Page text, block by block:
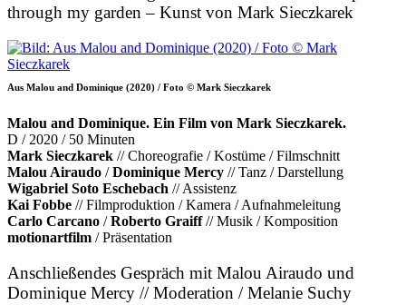
through my garden – Kunst von Mark Sieczkarek
Aus Malou and Dominique (2020) / Foto © Mark Sieczkarek
Malou and Dominique. Ein Film von Mark Sieczkarek.
D / 2020 / 50 Minuten
Mark Sieczkarek // Choreografie / Kostüme / Filmschnitt
Malou Airaudo /Dominique Mercy // Tanz / Darstellung
Wigabriel Soto Eschebach // Assistenz
Kai Fobbe // Filmproduktion / Kamera / Aufnahmeleitung
Carlo Carcano /Roberto Graiff// Musik / Komposition
motionartfilm / Präsentation
Anschließendes Gespräch mit Malou Airaudo und
Dominique Mercy // Moderation / Melanie Suchy